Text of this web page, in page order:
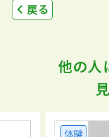
戻る
他の人
体験